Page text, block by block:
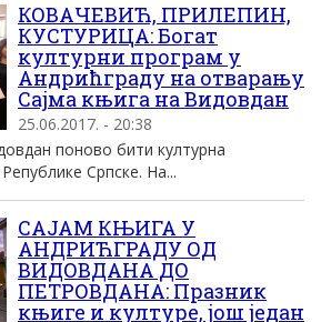
КОВАЧЕВИЋ, ПРИЛЕПИН,
КУСТУРИЦА: Богат
културни програм у
Андрићграду на отварању
Сајма књига на Видовдан
25.06.2017. - 20:38
поново бити културна
Српске. На...
САЈАМ КЊИГА У
АНДРИЋГРАДУ ОД
ВИДОВДАНА ДО
ПЕТРОВДАНА: Празник
књиге и културе, још један